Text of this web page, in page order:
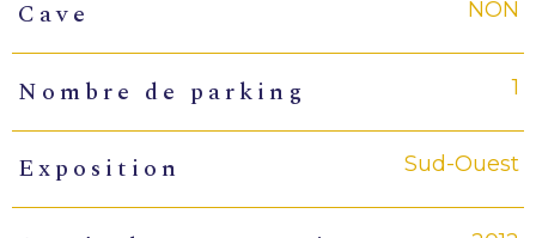
Cave NON
Nombre de parking 1
Exposition Sud-Ouest